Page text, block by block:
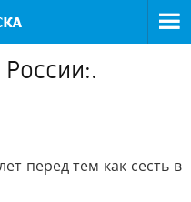
перед тем как сесть в